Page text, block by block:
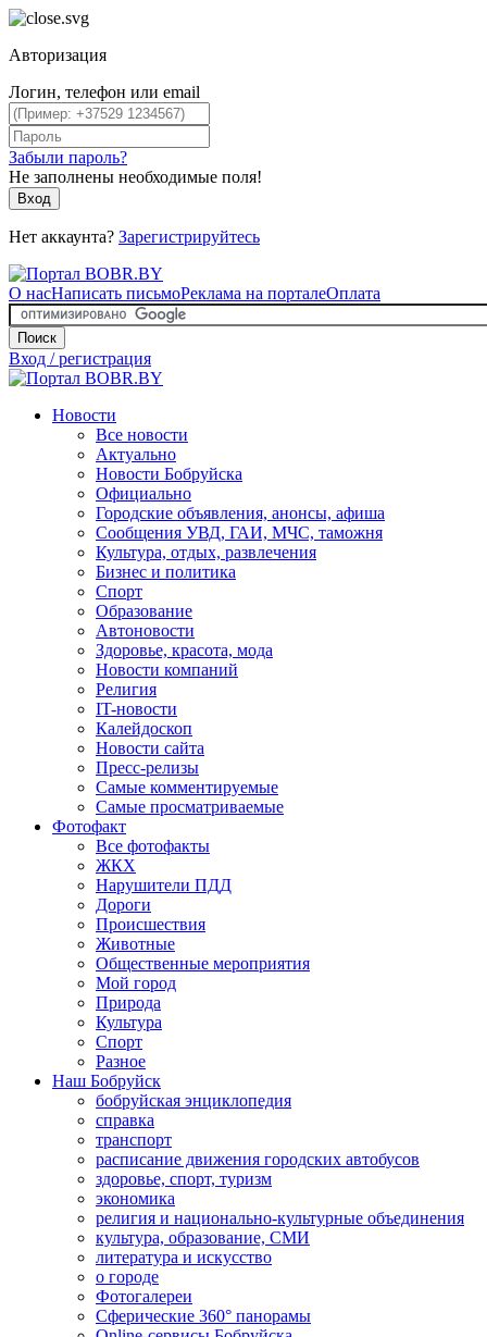
Авторизация
Логин, телефон или email
Забыли пароль?
Не заполнены необходимые поля!
Вход
Нет аккаунта? Зарегистрируйтесь
О насНаписать письмоРеклама на порталеОплата
Поиск
Вход / регистрация
Новости
Все новости
Актуально
Новости Бобруйска
Официально
Городские объявления, анонсы, афиша
Сообщения УВД, ГАИ, МЧС, таможня
Культура, отдых, развлечения
Бизнес и политика
Спорт
Образование
Автоновости
Здоровье, красота, мода
Новости компаний
Религия
IT-новости
Калейдоскоп
Новости сайта
Пресс-релизы
Самые комментируемые
Самые просматриваемые
Фотофакт
Все фотофакты
ЖКХ
Нарушители ПДД
Дороги
Происшествия
Животные
Общественные мероприятия
Мой город
Природа
Культура
Спорт
Разное
Наш Бобруйск
бобруйская энциклопедия
справка
транспорт
расписание движения городских автобусов
здоровье, спорт, туризм
экономика
религия и национально-культурные объединения
культура, образование, СМИ
литература и искусство
о городе
Фотогалереи
Сферические 360° панорамы